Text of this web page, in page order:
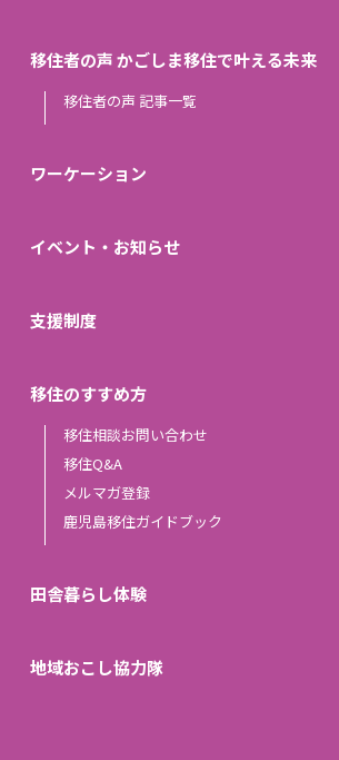
移住者の声 かごしま移住で叶える未来
移住者の声 記事一覧
ワーケーション
イベント・お知らせ
支援制度
移住のすすめ方
移住相談お問い合わせ
移住Q&A
メルマガ登録
鹿児島移住ガイドブック
田舎暮らし体験
地域おこし協力隊